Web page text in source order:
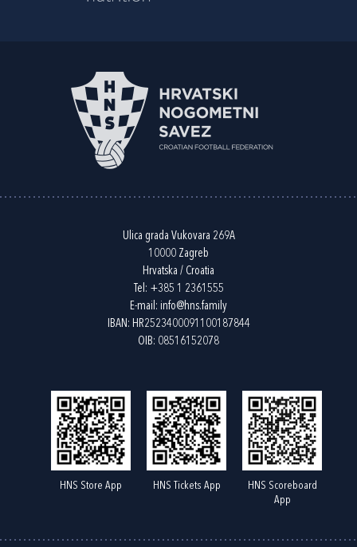
Ulica grada Vukovara 269A
10000 Zagreb
Hrvatska / Croatia
Tel: +385 1 2361555
E-mail: info@hns.family
IBAN: HR2523400091100187844
OIB: 08516152078
HNS Store App HNS Tickets App
HNS Scoreboard
App